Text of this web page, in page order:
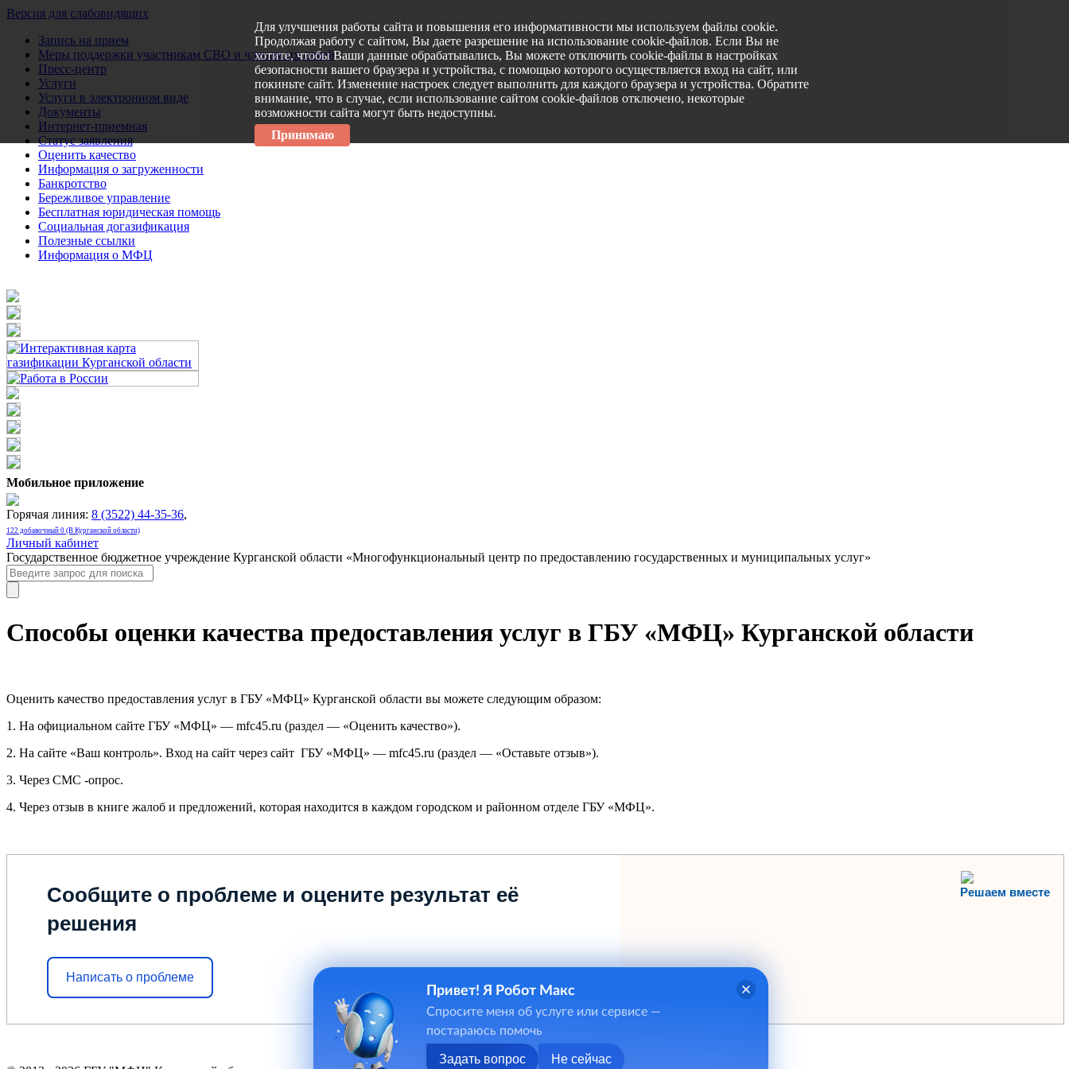
Версия для слабовидящих
Запись на прием
Меры поддержки участникам СВО и членам их семей
Пресс-центр
Услуги
Услуги в электронном виде
Документы
Интернет-приемная
Статус заявления
Оценить качество
Информация о загруженности
Банкротство
Бережливое управление
Бесплатная юридическая помощь
Социальная догазификация
Полезные ссылки
Информация о МФЦ
Мобильное приложение
Горячая линия: 8 (3522) 44-35-36,
122 добавочный 0 (В Курганской области)
Личный кабинет
Государственное бюджетное учреждение Курганской области «Многофункциональный центр по предоставлению государственных и муниципальных услуг»
Способы оценки качества предоставления услуг в ГБУ «МФЦ» Курганской области
Оценить качество предоставления услуг в ГБУ «МФЦ» Курганской области вы можете следующим образом:
1. На официальном сайте ГБУ «МФЦ» — mfc45.ru (раздел — «Оценить качество»).
2. На сайте «Ваш контроль». Вход на сайт через сайт ГБУ «МФЦ» — mfc45.ru (раздел — «Оставьте отзыв»).
3. Через СМС -опрос.
4. Через отзыв в книге жалоб и предложений, которая находится в каждом городском и районном отделе ГБУ «МФЦ».
Решаем вместе
Сообщите о проблеме и оцените результат её
решения
Написать о проблеме
Для улучшения работы сайта и повышения его информативности мы используем файлы cookie.
Продолжая работу с сайтом, Вы даете разрешение на использование cookie-файлов. Если Вы не
хотите, чтобы Ваши данные обрабатывались, Вы можете отключить cookie-файлы в настройках
безопасности вашего браузера и устройства, с помощью которого осуществляется вход на сайт, или
покиньте сайт. Изменение настроек следует выполнить для каждого браузера и устройства. Обратите
внимание, что в случае, если использование сайтом cookie-файлов отключено, некоторые
возможности сайта могут быть недоступны.
Принимаю
Привет! Я Робот Макс
Спросите меня об услуге или сервисе —
постараюсь помочь
Задать вопрос Не сейчас